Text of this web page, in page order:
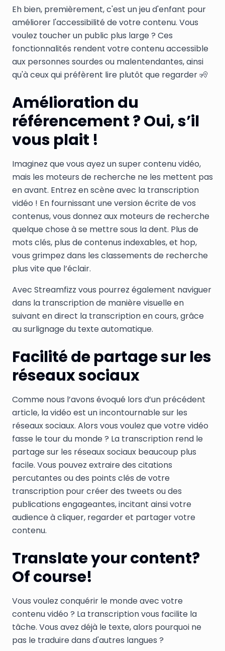
Eh bien, premièrement, c'est un jeu d'enfant pour
améliorer l'accessibilité de votre contenu. Vous
voulez toucher un public plus large ? Ces
fonctionnalités rendent votre contenu accessible
aux personnes sourdes ou malentendantes, ainsi
qu'à ceux qui préfèrent lire plutôt que regarder 🧏
Amélioration du
référencement ? Oui, s’il
vous plait !
Imaginez que vous ayez un super contenu vidéo,
mais les moteurs de recherche ne les mettent pas
en avant. Entrez en scène avec la transcription
vidéo ! En fournissant une version écrite de vos
contenus, vous donnez aux moteurs de recherche
quelque chose à se mettre sous la dent. Plus de
mots clés, plus de contenus indexables, et hop,
vous grimpez dans les classements de recherche
plus vite que l’éclair.
Avec Streamfizz vous pourrez également naviguer
dans la transcription de manière visuelle en
suivant en direct la transcription en cours, grâce
au surlignage du texte automatique.
Facilité de partage sur les
réseaux sociaux
Comme nous l’avons évoqué lors d’un précédent
article, la vidéo est un incontournable sur les
réseaux sociaux. Alors vous voulez que votre vidéo
fasse le tour du monde ? La transcription rend le
partage sur les réseaux sociaux beaucoup plus
facile. Vous pouvez extraire des citations
percutantes ou des points clés de votre
transcription pour créer des tweets ou des
publications engageantes, incitant ainsi votre
audience à cliquer, regarder et partager votre
contenu.
Translate your content?
Of course!
Vous voulez conquérir le monde avec votre
contenu vidéo ? La transcription vous facilite la
tâche. Vous avez déjà le texte, alors pourquoi ne
pas le traduire dans d'autres langues ?